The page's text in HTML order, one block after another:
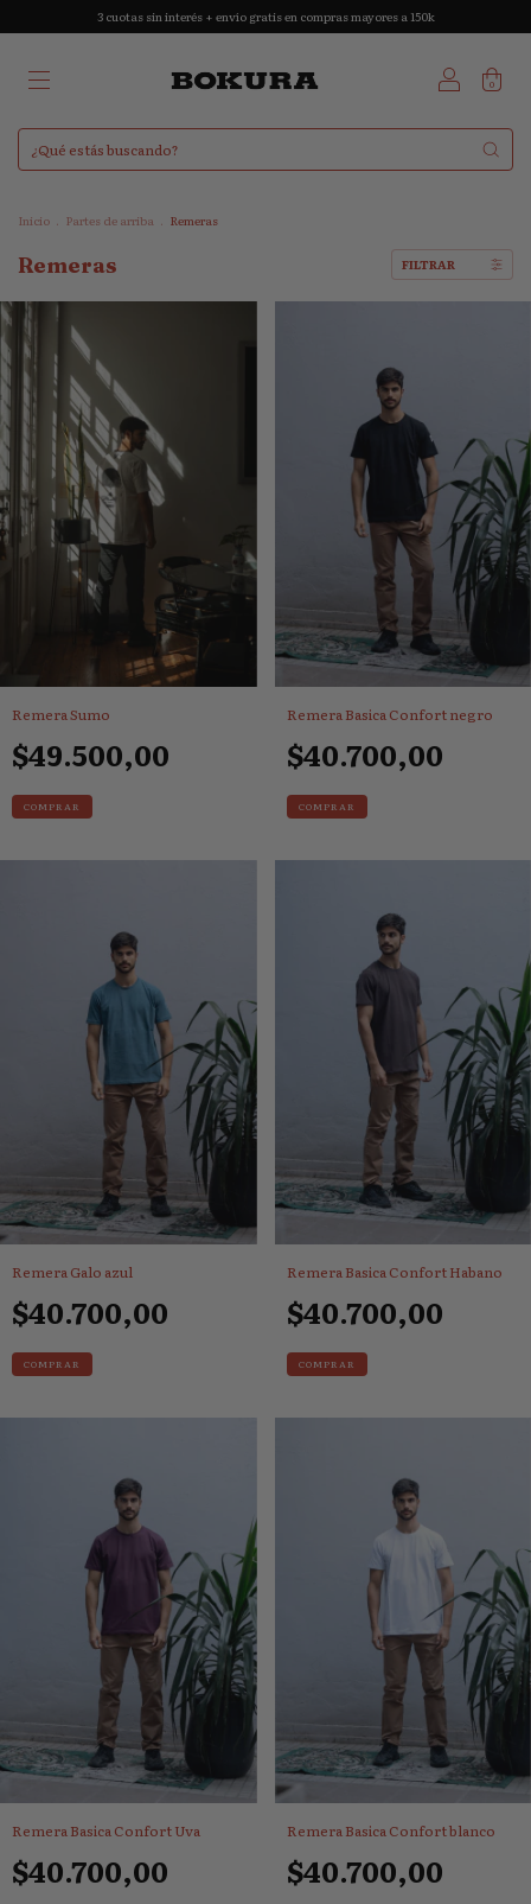
3 cuotas sin interés + envío gratis en compras mayores a 150k
0
Inicio . Partes de arriba . Remeras
Remeras FILTRAR
Remera Sumo
$49.500,00
COMPRAR
Remera Basica Confort negro
$40.700,00
COMPRAR
Remera Galo azul
$40.700,00
COMPRAR
Remera Basica Confort Habano
$40.700,00
COMPRAR
Remera Basica Confort Uva
$40.700,00
Remera Basica Confort blanco
$40.700,00